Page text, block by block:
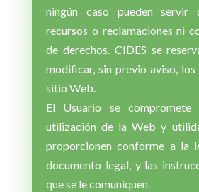
ningún caso pueden servir
recursos o reclamaciones ni
de derechos. CIDES se
modificar, sin previo aviso,
sitio Web.
El Usuario se
utilización de la Web y
proporcionen conforme a la
documento legal, y las
que se le comuniquen.